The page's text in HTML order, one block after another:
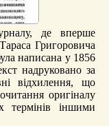
де вперше
Григоровича
написана у 1856
надруковано за
відхилення, що
оригіналу
термінів іншими